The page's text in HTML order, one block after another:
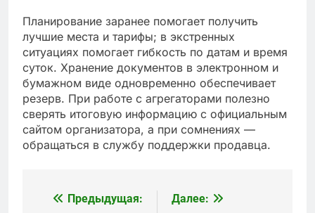
Планирование заранее помогает получить
лучшие места и тарифы; в экстренных
ситуациях помогает гибкость по датам и время
суток. Хранение документов в электронном и
бумажном виде одновременно обеспечивает
резерв. При работе с агрегаторами полезно
сверять итоговую информацию с официальным
сайтом организатора, а при сомнениях —
обращаться в службу поддержки продавца.
Навигация
Предыдущая:
Далее: